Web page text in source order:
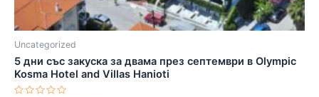
Uncategorized
5 дни със закуска за двама през септември в Olympic
Kosma Hotel and Villas Hanioti